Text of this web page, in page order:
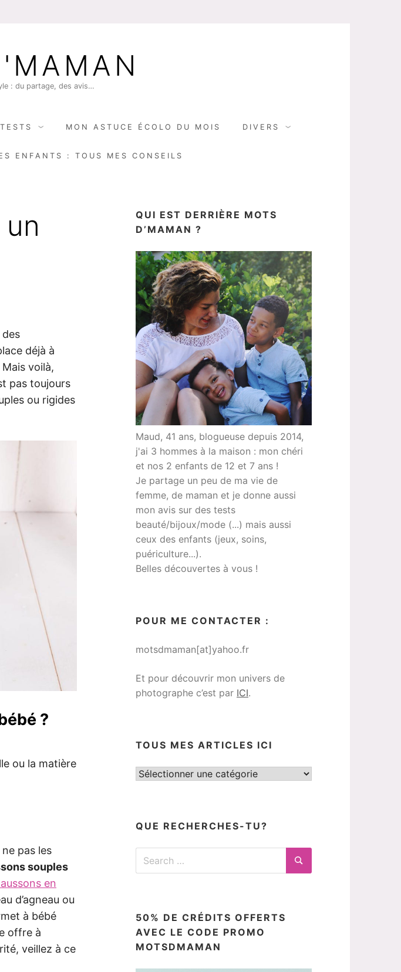
: du partage, des avis…
TESTS MON ASTUCE ÉCOLO DU MOIS DIVERS
ENFANTS : TOUS MES CONSEILS
déjà à
voilà,
pas toujours
ou rigides
?
ou la matière
pas les
souples
en
d’agneau ou
à bébé
offre à
veillez à ce
QUI EST DERRIÈRE MOTS
D’MAMAN ?
Maud, 41 ans, blogueuse depuis 2014,
j'ai 3 hommes à la maison : mon chéri
et nos 2 enfants de 12 et 7 ans !
Je partage un peu de ma vie de
femme, de maman et je donne aussi
mon avis sur des tests
beauté/bijoux/mode (...) mais aussi
ceux des enfants (jeux, soins,
puériculture...).
Belles découvertes à vous !
POUR ME CONTACTER :
motsdmaman[at]yahoo.fr
Et pour découvrir mon univers de
photographe c’est par ICI.
TOUS MES ARTICLES ICI
Tous
QUE RECHERCHES-TU?
Search
Search
50% DE CRÉDITS OFFERTS
AVEC LE CODE PROMO
MOTSDMAMAN